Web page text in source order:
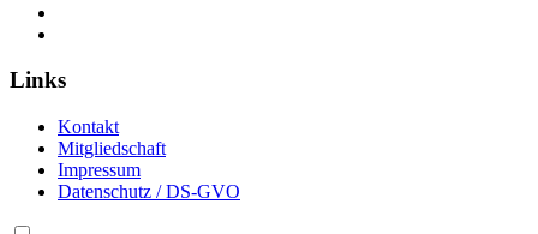
Links
Kontakt
Mitgliedschaft
Impressum
Datenschutz / DS-GVO